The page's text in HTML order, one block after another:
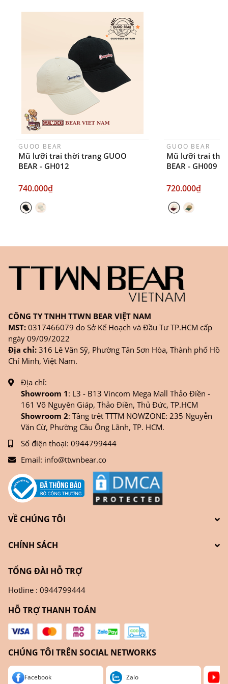
Thời gian nhận hàng: Đối với đơn hàng Online tại
TPHCM, sản phẩm sẽ được giao sớm nhất là 1
ngày sau khi đặt.
GUOO BEAR
Mũ lưỡi trai thời trang GUOO
BEAR - GH012
740.000₫
GUOO BEAR
Mũ lưỡi trai thời
BEAR - GH009
720.000₫
CÔNG TY TNHH TTWN BEAR VIỆT NAM
MST: 0317466079 do Sở Kế Hoạch và Đầu Tư TP.HCM cấp
ngày 09/09/2022
Địa chỉ: 316 Lê Văn Sỹ, Phường Tân Sơn Hòa, Thành phố Hồ
Chí Minh, Việt Nam.
Địa chỉ:
Showroom 1: L3 - B13 Vincom Mega Mall Thảo Điền -
161 Võ Nguyên Giáp, Thảo Điền, Thủ Đức, TP.HCM
Showroom 2: Tầng trệt TTTM NOWZONE: 235 Nguyễn
Văn Cừ, Phường Cầu Ông Lãnh, TP. HCM.
Số điện thoại: 0944799444
Email: info@ttwnbear.co
VỀ CHÚNG TÔI
CHÍNH SÁCH
TỔNG ĐÀI HỖ TRỢ
Hotline : 0944799444
HỖ TRỢ THANH TOÁN
CHÚNG TÔI TRÊN SOCIAL NETWORKS
Facebook Zalo